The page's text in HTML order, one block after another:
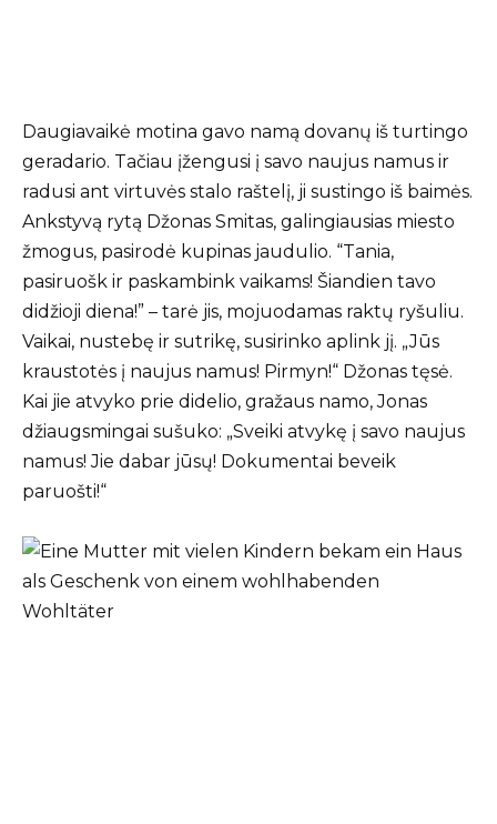
Daugiavaikė motina gavo namą dovanų iš turtingo
geradario. Tačiau įžengusi į savo naujus namus ir
radusi ant virtuvės stalo raštelį, ji sustingo iš baimės.
Ankstyvą rytą Džonas Smitas, galingiausias miesto
žmogus, pasirodė kupinas jaudulio. “Tania,
pasiruošk ir paskambink vaikams! Šiandien tavo
didžioji diena!” – tarė jis, mojuodamas raktų ryšuliu.
Vaikai, nustebę ir sutrikę, susirinko aplink jį. „Jūs
kraustotės į naujus namus! Pirmyn!“ Džonas tęsė.
Kai jie atvyko prie didelio, gražaus namo, Jonas
džiaugsmingai sušuko: „Sveiki atvykę į savo naujus
namus! Jie dabar jūsų! Dokumentai beveik
paruošti!“